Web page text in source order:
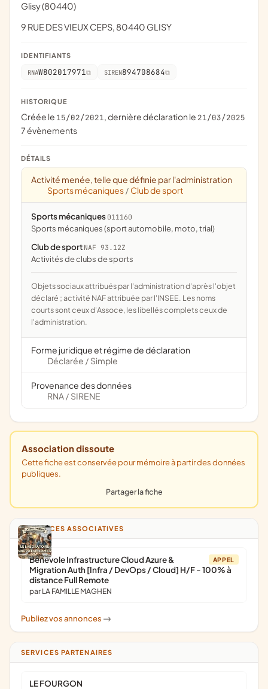
Glisy (80440)
9 RUE DES VIEUX CEPS, 80440 GLISY
IDENTIFIANTS
RNAW802017971 SIREN894708684
HISTORIQUE
Créée le 15/02/2021, dernière déclaration le 21/03/2025
7 évènements
DÉTAILS
Activité menée, telle que définie par l'administration
Sports mécaniques / Club de sport
Sports mécaniques 011160
Sports mécaniques (sport automobile, moto, trial)
Club de sport NAF 93.12Z
Activités de clubs de sports
Objets sociaux attribués par l'administration d'après l'objet
déclaré ; activité NAF attribuée par l'INSEE. Les noms
courts sont ceux d'Assoce, les libellés complets ceux de
l'administration.
Forme juridique et régime de déclaration
Déclarée / Simple
Provenance des données
RNA / SIRENE
Association dissoute
Cette fiche est conservée pour mémoire à partir des données
publiques.
Partager la fiche
ANNONCES ASSOCIATIVES
APPEL
Bénévole Infrastructure Cloud Azure &
Migration Auth [Infra / DevOps / Cloud] H/F - 100% à
distance Full Remote
par LA FAMILLE MAGHEN
Publiez vos annonces ->
SERVICES PARTENAIRES
LE FOURGON